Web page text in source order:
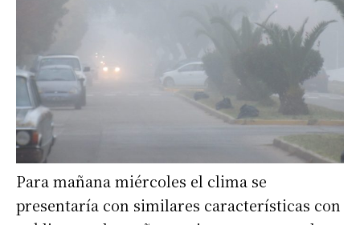
Para mañana miércoles el clima se
presentaría con similares características con